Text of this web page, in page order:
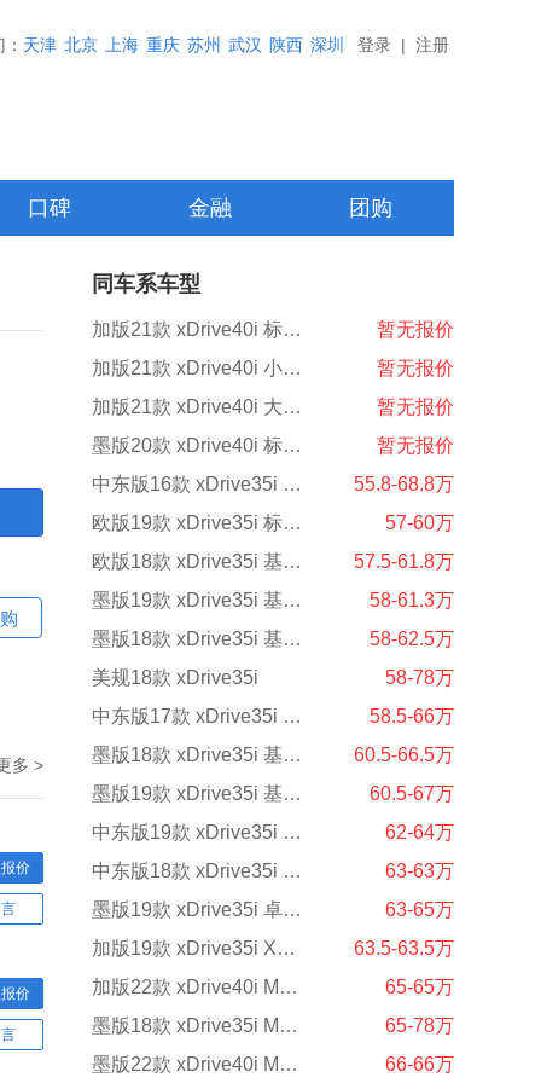
天津 北京 上海 重庆 苏州 武汉 陕西 深圳 登录 | 注册
口碑 金融 团购
多 >
价
价
同车系车型
加版21款 xDrive40i 标准型
暂无报价
加版21款 xDrive40i 小豪华
暂无报价
加版21款 xDrive40i 大豪华
暂无报价
墨版20款 xDrive40i 标准型
暂无报价
中东版16款 xDrive35i 基本型
55.8-68.8万
欧版19款 xDrive35i 标准型
57-60万
欧版18款 xDrive35i 基本型
57.5-61.8万
墨版19款 xDrive35i 基本 无天窗
58-61.3万
墨版18款 xDrive35i 基本 无天窗
58-62.5万
美规18款 xDrive35i
58-78万
中东版17款 xDrive35i 基本 19轮
58.5-66万
墨版18款 xDrive35i 基本 天窗
60.5-66.5万
墨版19款 xDrive35i 基本 天窗
60.5-67万
中东版19款 xDrive35i 标准型
62-64万
中东版18款 xDrive35i 基本型
63-63万
墨版19款 xDrive35i 卓越豪华Ext.
63-65万
加版19款 xDrive35i XLine标准型
63.5-63.5万
加版22款 xDrive40i M运动 大豪华
65-65万
墨版18款 xDrive35i M运动
65-78万
墨版22款 xDrive40i M运动
66-66万